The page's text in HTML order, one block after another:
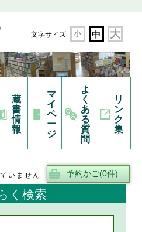
文字サイズ 小 中 大
蔵
書
情
報
マ
イ
ペ
ー
ジ
よ
く
あ
る
質
問
リ
ン
ク
集
いません
く検索